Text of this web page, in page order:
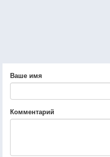
Ваше имя
Комментарий